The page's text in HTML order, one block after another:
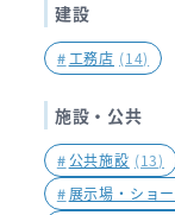
建設
# 工務店 (14)
施設・公共
#公共施設 (13)
# 展示場・ショ